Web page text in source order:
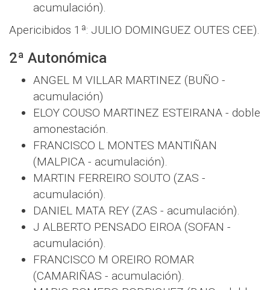
acumulación).
Apericibidos 1ª: JULIO DOMINGUEZ OUTES CEE).
2ª Autonómica
ANGEL M VILLAR MARTINEZ (BUÑO -
acumulación)
ELOY COUSO MARTINEZ ESTEIRANA - doble
amonestación.
FRANCISCO L MONTES MANTIÑAN
(MALPICA - acumulación).
MARTIN FERREIRO SOUTO (ZAS -
acumulación).
DANIEL MATA REY (ZAS - acumulación).
J ALBERTO PENSADO EIROA (SOFAN -
acumulación).
FRANCISCO M OREIRO ROMAR
(CAMARIÑAS - acumulación).